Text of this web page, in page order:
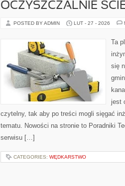
OCZYSZCZALNIE
POSTED BY ADMIN LUT - 27 - 2026
Ta
się
jest
czytelny, tak aby po treści mogli sięgać
tematu. Nowości na stronie to Poradniki
serwisu […]
CATEGORIES: WĘDKARSTWO